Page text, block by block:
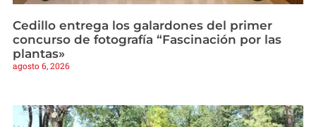
Cedillo entrega los galardones del primer
concurso de fotografía “Fascinación por las
plantas»
agosto 6, 2026